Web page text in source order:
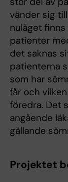
vänder sig
nuläget
patienter
det saknas
patienterna
som har
får och
föredra. Det
angående
gällande
Projektet